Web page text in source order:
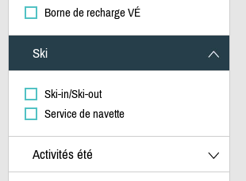
Borne de recharge VÉ
Ski
Ski-in/Ski-out
Service de navette
Activités été